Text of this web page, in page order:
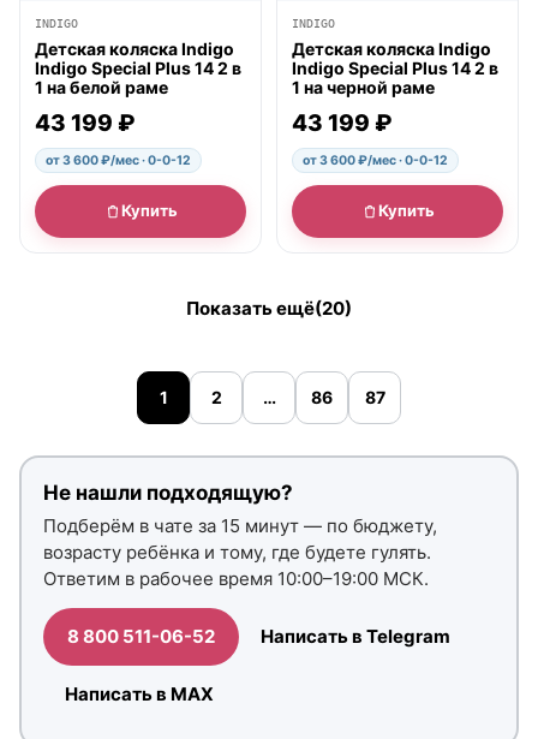
INDIGO
Детская коляска Indigo
Indigo Special Plus 14 2 в
1 на белой раме
43 199 ₽
от 3 600 ₽/мес · 0-0-12
Купить
INDIGO
Детская коляска Indigo
Indigo Special Plus 14 2 в
1 на черной раме
43 199 ₽
от 3 600 ₽/мес · 0-0-12
Купить
Показать ещё(20)
1 2 … 86 87
Не нашли подходящую?
Подберём в чате за 15 минут — по бюджету,
возрасту ребёнка и тому, где будете гулять.
Ответим в рабочее время 10:00–19:00 МСК.
8 800 511-06-52 Написать в Telegram
Написать в MAX